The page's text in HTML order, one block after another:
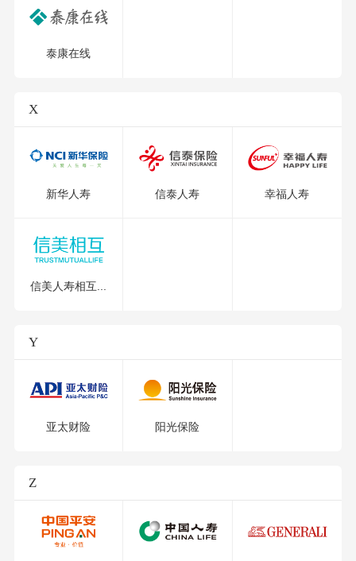
泰康在线
X
新华人寿 信泰人寿 幸福人寿
信美人寿相互...
Y
亚太财险 阳光保险
Z